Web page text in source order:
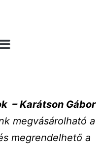
– Karátson Gábor
megvásárolható a
megrendelhető a